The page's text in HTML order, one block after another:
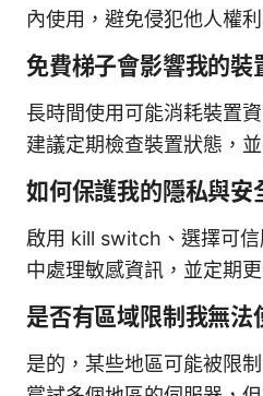
內使用，避免侵犯他人權
免費梯子會影響我的裝
長時間使用可能消耗裝置
建議定期檢查裝置狀態，
如何保護我的隱私與安
啟用 kill switch、選擇可
中處理敏感資訊，並定期
是否有區域限制我無法
是的，某些地區可能被限